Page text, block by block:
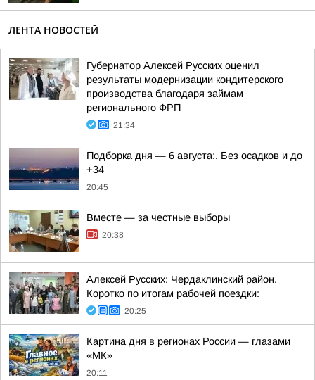
ЛЕНТА НОВОСТЕЙ
Губернатор Алексей Русских оценил
результаты модернизации кондитерского
производства благодаря займам
регионального ФРП
21:34
Подборка дня — 6 августа:. Без осадков и до
+34
20:45
Вместе — за честные выборы
20:38
Алексей Русских: Чердаклинский район.
Коротко по итогам рабочей поездки:
20:25
Картина дня в регионах России — глазами
«МК»
20:11